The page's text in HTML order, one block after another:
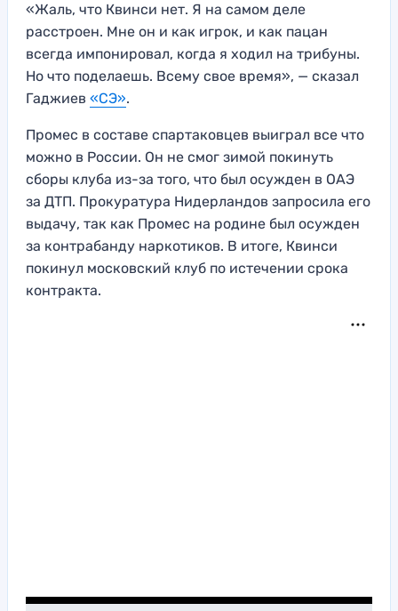
«Жаль, что Квинси нет. Я на самом деле
расстроен. Мне он и как игрок, и как пацан
всегда импонировал, когда я ходил на трибуны.
Но что поделаешь. Всему свое время», — сказал
Гаджиев «СЭ».
Промес в составе спартаковцев выиграл все что
можно в России. Он не смог зимой покинуть
сборы клуба из-за того, что был осужден в ОАЭ
за ДТП. Прокуратура Нидерландов запросила его
выдачу, так как Промес на родине был осужден
за контрабанду наркотиков. В итоге, Квинси
покинул московский клуб по истечении срока
контракта.